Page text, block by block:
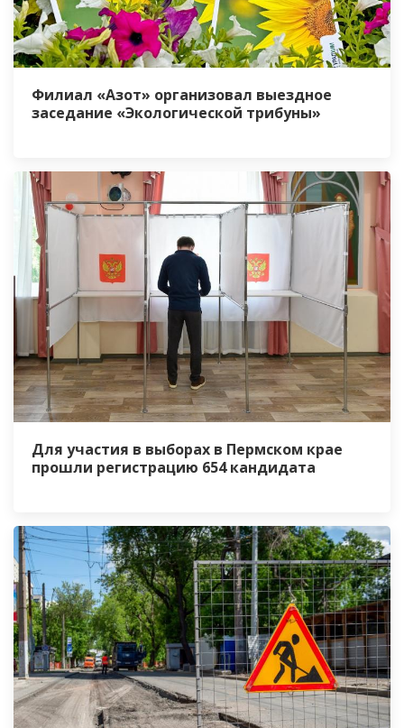
Филиал «Азот» организовал выездное
заседание «Экологической трибуны»
Для участия в выборах в Пермском крае
прошли регистрацию 654 кандидата